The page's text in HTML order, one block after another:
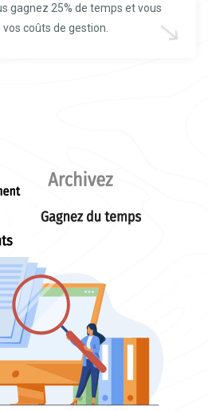
gagnez 25% de temps et vous
coûts de gestion.